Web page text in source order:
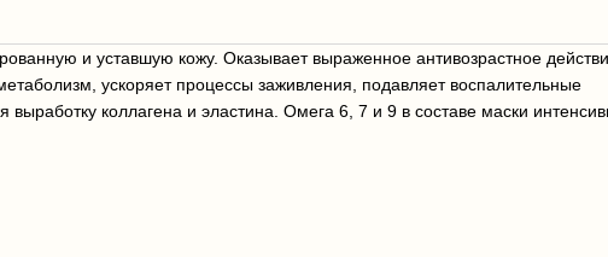
и уставшую кожу. Оказывает выраженное антивозрастное
ускоряет процессы заживления, подавляет воспалительные
коллагена и эластина. Омега 6, 7 и 9 в составе маски